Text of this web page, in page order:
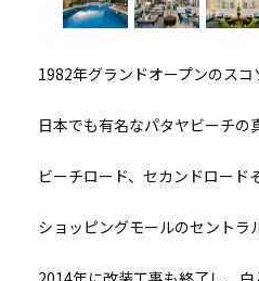
1982年グランドオープンのスコ
日本でも有名なパタヤビーチの
ビーチロード、セカンドロード
ショッピングモールのセントラ